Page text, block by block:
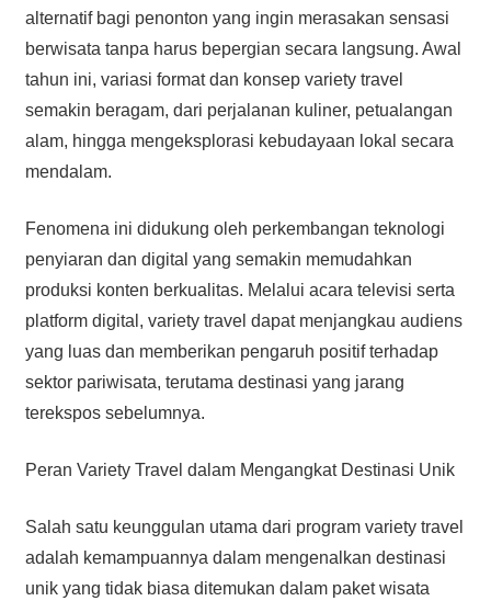
alternatif bagi penonton yang ingin merasakan sensasi
berwisata tanpa harus bepergian secara langsung. Awal
tahun ini, variasi format dan konsep variety travel
semakin beragam, dari perjalanan kuliner, petualangan
alam, hingga mengeksplorasi kebudayaan lokal secara
mendalam.
Fenomena ini didukung oleh perkembangan teknologi
penyiaran dan digital yang semakin memudahkan
produksi konten berkualitas. Melalui acara televisi serta
platform digital, variety travel dapat menjangkau audiens
yang luas dan memberikan pengaruh positif terhadap
sektor pariwisata, terutama destinasi yang jarang
terekspos sebelumnya.
Peran Variety Travel dalam Mengangkat Destinasi Unik
Salah satu keunggulan utama dari program variety travel
adalah kemampuannya dalam mengenalkan destinasi
unik yang tidak biasa ditemukan dalam paket wisata